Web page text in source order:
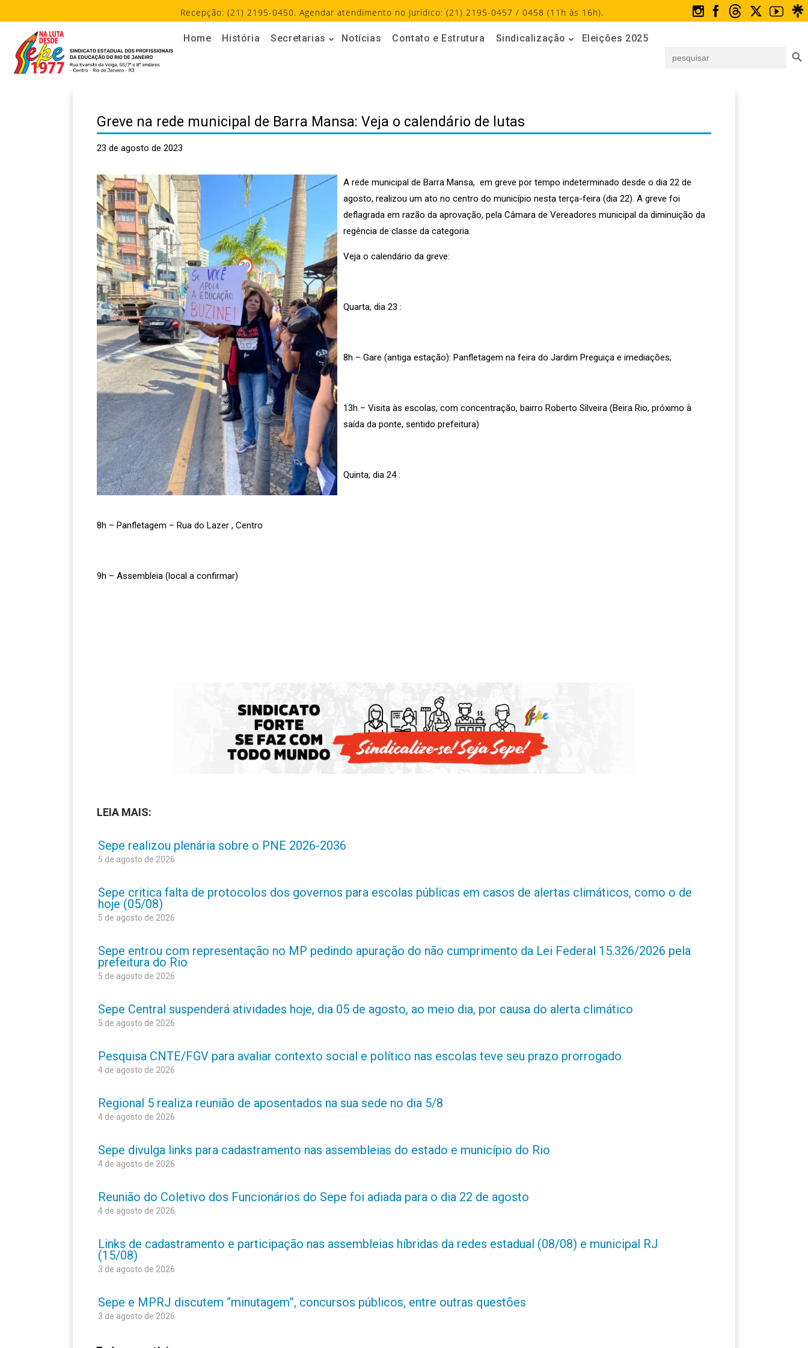
Recepção: (21) 2195-0450. Agendar atendimento no Jurídico: (21) 2195-0457 / 0458 (11h às 16h).
Home História Secretarias Notícias Contato e Estrutura Sindicalização
Eleições 2025
for:
Greve na rede municipal de Barra Mansa: Veja o calendário de lutas
23 de agosto de 2023
A rede municipal de Barra Mansa, em greve por tempo indeterminado desde o dia 22 de
agosto, realizou um ato no centro do município nesta terça-feira (dia 22). A greve foi
deflagrada em razão da aprovação, pela Câmara de Vereadores municipal da diminuição da
regência de classe da categoria.
Veja o calendário da greve:
Quarta, dia 23 :
8h – Gare (antiga estação): Panfletagem na feira do Jardim Preguiça e imediações;
13h – Visita às escolas, com concentração, bairro Roberto Silveira (Beira Rio, próximo à
saída da ponte, sentido prefeitura)
Quinta, dia 24 :
8h – Panfletagem – Rua do Lazer , Centro
9h – Assembleia (local a confirmar)
LEIA MAIS:
Sepe realizou plenária sobre o PNE 2026-2036
5 de agosto de 2026
Sepe critica falta de protocolos dos governos para escolas públicas em casos de alertas climáticos, como o de
hoje (05/08)
5 de agosto de 2026
Sepe entrou com representação no MP pedindo apuração do não cumprimento da Lei Federal 15.326/2026 pela
prefeitura do Rio
5 de agosto de 2026
Sepe Central suspenderá atividades hoje, dia 05 de agosto, ao meio dia, por causa do alerta climático
5 de agosto de 2026
Pesquisa CNTE/FGV para avaliar contexto social e político nas escolas teve seu prazo prorrogado
4 de agosto de 2026
Regional 5 realiza reunião de aposentados na sua sede no dia 5/8
4 de agosto de 2026
Sepe divulga links para cadastramento nas assembleias do estado e município do Rio
4 de agosto de 2026
Reunião do Coletivo dos Funcionários do Sepe foi adiada para o dia 22 de agosto
4 de agosto de 2026
Links de cadastramento e participação nas assembleias híbridas da redes estadual (08/08) e municipal RJ
(15/08)
3 de agosto de 2026
Sepe e MPRJ discutem “minutagem”, concursos públicos, entre outras questões
3 de agosto de 2026